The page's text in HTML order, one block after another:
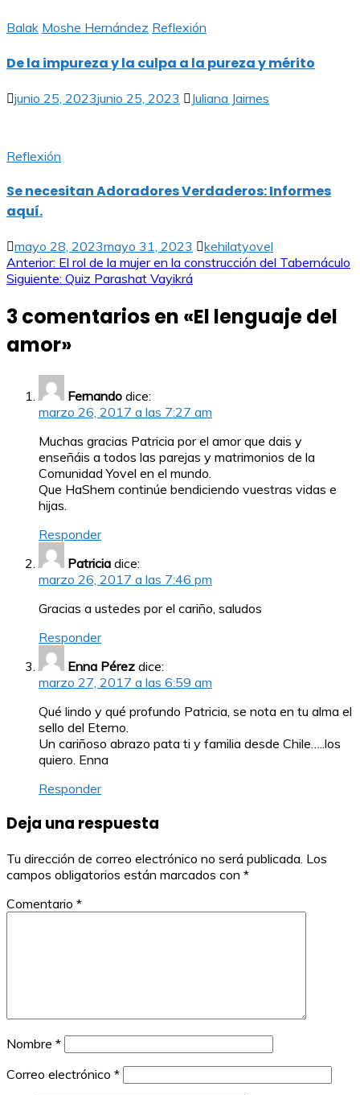
Balak Moshe Hernández Reflexión
De la impureza y la culpa a la pureza y mérito
junio 25, 2023junio 25, 2023 Juliana Jaimes
Reflexión
Se necesitan Adoradores Verdaderos: Informes
aquí.
mayo 28, 2023mayo 31, 2023 kehilatyovel
Navegación
entradas
Anterior: El rol de la mujer en la construcción del Tabernáculo
Siguiente: Quiz Parashat Vayikrá
3 comentarios en «El lenguaje del
amor»
Fernando dice:
marzo 26, 2017 a las 7:27 am
Muchas gracias Patricia por el amor que dais y
enseñáis a todos las parejas y matrimonios de la
Comunidad Yovel en el mundo.
Que HaShem continúe bendiciendo vuestras vidas e
hijas.
Responder
Patricia dice:
marzo 26, 2017 a las 7:46 pm
Gracias a ustedes por el cariño, saludos
Responder
Enna Pérez dice:
marzo 27, 2017 a las 6:59 am
Qué lindo y qué profundo Patricia, se nota en tu alma el
sello del Eterno.
Un cariñoso abrazo pata ti y familia desde Chile…..los
quiero. Enna
Responder
Deja una respuesta
Tu dirección de correo electrónico no será publicada. Los
campos obligatorios están marcados con *
Comentario *
Nombre *
Correo electrónico *